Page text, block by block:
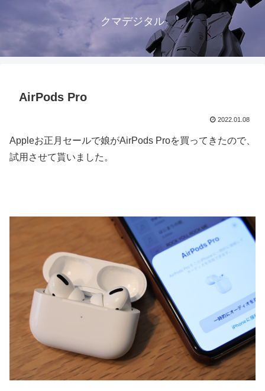
クマデジタル
AirPods Pro
2022.01.08
Appleお正月セールで娘がAirPods Proを買ってきたので、
試用させて貰いました。